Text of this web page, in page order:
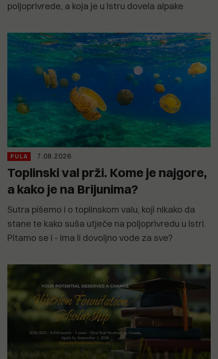
poljoprivrede, a koja je u Istru dovela alpake
PULA 7.08.2026
Toplinski val prži. Kome je najgore,
a kako je na Brijunima?
Sutra pišemo i o toplinskom valu, koji nikako da
stane te kako suša utječe na poljoprivredu u Istri.
PItamo se i - ima li dovoljno vode za sve?